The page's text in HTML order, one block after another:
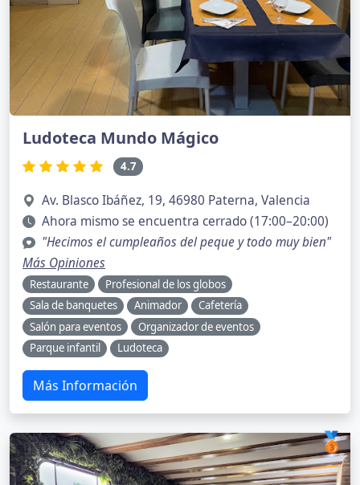
Ludoteca Mundo Mágico
4.7
Av. Blasco Ibáñez, 19, 46980 Paterna, Valencia
Ahora mismo se encuentra cerrado (17:00–20:00)
"Hecimos el cumpleaños del peque y todo muy bien"
Más Opiniones
Restaurante
Profesional de los globos
Sala de banquetes
Animador
Cafetería
Salón para eventos
Organizador de eventos
Parque infantil
Ludoteca
Más Información
🥉